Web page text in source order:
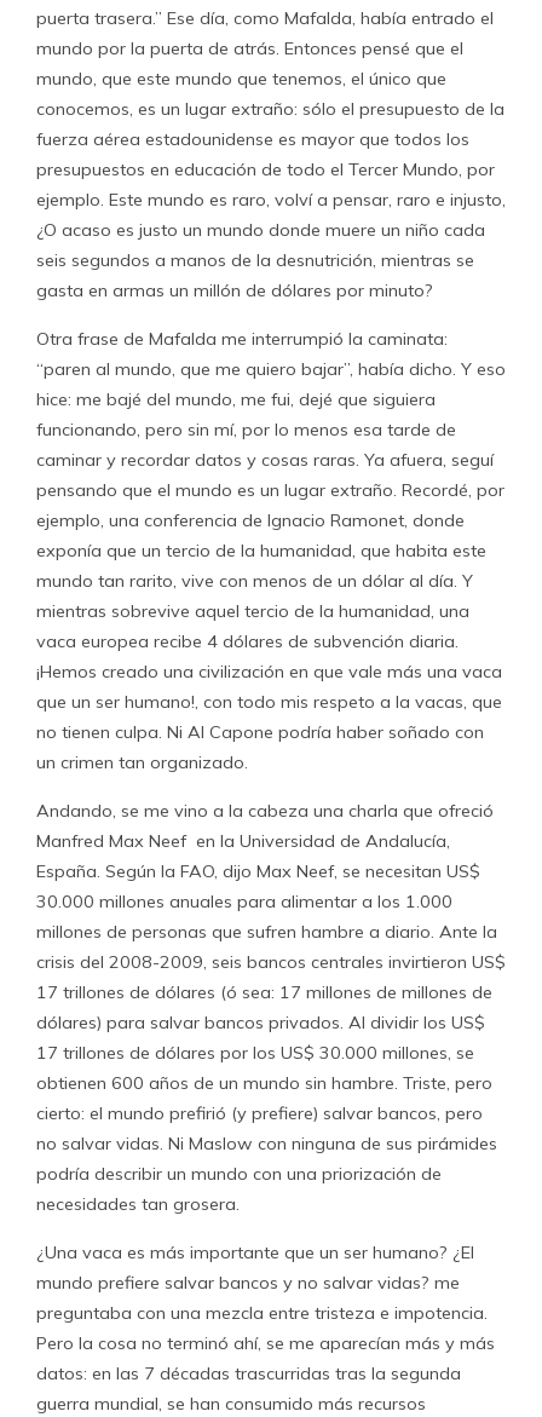
puerta trasera.” Ese día, como Mafalda, había entrado el
mundo por la puerta de atrás. Entonces pensé que el
mundo, que este mundo que tenemos, el único que
conocemos, es un lugar extraño: sólo el presupuesto de la
fuerza aérea estadounidense es mayor que todos los
presupuestos en educación de todo el Tercer Mundo, por
ejemplo. Este mundo es raro, volví a pensar, raro e injusto,
¿O acaso es justo un mundo donde muere un niño cada
seis segundos a manos de la desnutrición, mientras se
gasta en armas un millón de dólares por minuto?
Otra frase de Mafalda me interrumpió la caminata:
“paren al mundo, que me quiero bajar”, había dicho. Y eso
hice: me bajé del mundo, me fui, dejé que siguiera
funcionando, pero sin mí, por lo menos esa tarde de
caminar y recordar datos y cosas raras. Ya afuera, seguí
pensando que el mundo es un lugar extraño. Recordé, por
ejemplo, una conferencia de Ignacio Ramonet, donde
exponía que un tercio de la humanidad, que habita este
mundo tan rarito, vive con menos de un dólar al día. Y
mientras sobrevive aquel tercio de la humanidad, una
vaca europea recibe 4 dólares de subvención diaria.
¡Hemos creado una civilización en que vale más una vaca
que un ser humano!, con todo mis respeto a la vacas, que
no tienen culpa. Ni Al Capone podría haber soñado con
un crimen tan organizado.
Andando, se me vino a la cabeza una charla que ofreció
Manfred Max Neef en la Universidad de Andalucía,
España. Según la FAO, dijo Max Neef, se necesitan US$
30.000 millones anuales para alimentar a los 1.000
millones de personas que sufren hambre a diario. Ante la
crisis del 2008-2009, seis bancos centrales invirtieron US$
17 trillones de dólares (ó sea: 17 millones de millones de
dólares) para salvar bancos privados. Al dividir los US$
17 trillones de dólares por los US$ 30.000 millones, se
obtienen 600 años de un mundo sin hambre. Triste, pero
cierto: el mundo prefirió (y prefiere) salvar bancos, pero
no salvar vidas. Ni Maslow con ninguna de sus pirámides
podría describir un mundo con una priorización de
necesidades tan grosera.
¿Una vaca es más importante que un ser humano? ¿El
mundo prefiere salvar bancos y no salvar vidas? me
preguntaba con una mezcla entre tristeza e impotencia.
Pero la cosa no terminó ahí, se me aparecían más y más
datos: en las 7 décadas trascurridas tras la segunda
guerra mundial, se han consumido más recursos